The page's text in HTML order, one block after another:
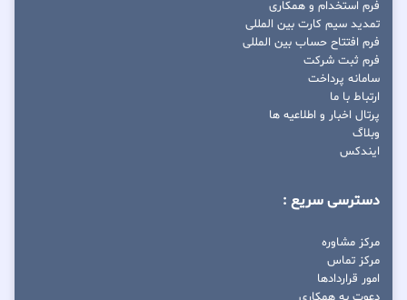
فرم استخدام و همکاری
تمدید سیم کارت بین المللی
فرم افتتاح حساب بین المللی
فرم ثبت شرکت
سامانه پرداخت
ارتباط با ما
پرتال اخبار و اطلاعیه ها
وبلاگ
ایندکس
دسترسی سریع :
مرکز مشاوره
مرکز تماس
امور قراردادها